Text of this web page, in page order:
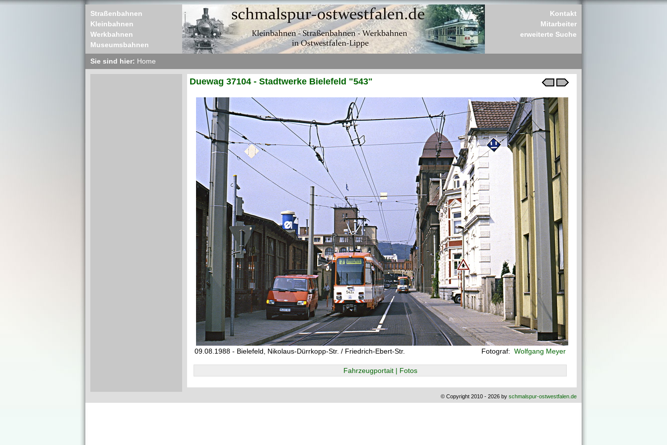
Straßenbahnen
Kleinbahnen
Werkbahnen
Museumsbahnen
Kontakt
Mitarbeiter
erweiterte Suche
Sie sind hier: Home
Duewag 37104 - Stadtwerke Bielefeld "543"
09.08.1988 - Bielefeld, Nikolaus-Dürrkopp-Str. / Friedrich-Ebert-Str. Fotograf: Wolfgang Meyer
Fahrzeugportait | Fotos
© Copyright 2010 - 2026 by schmalspur-ostwestfalen.de